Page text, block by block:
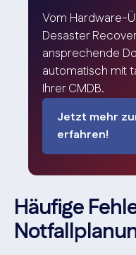
Vom Hardware-
Desaster
ansprechende
automatisch mit
Ihrer CMDB.
Jetzt mehr
erfahren!
Häufige